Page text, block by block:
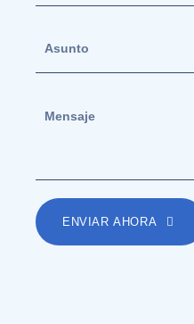
ENVIAR AHORA